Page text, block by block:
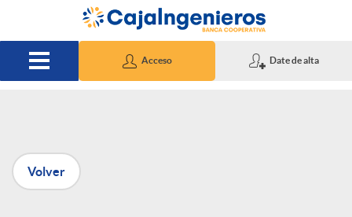
Saltar al contenido principal
Acceso Date de alta
P
u
Volver